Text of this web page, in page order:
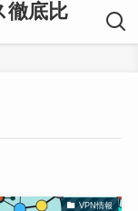
徹底比
VPN情報